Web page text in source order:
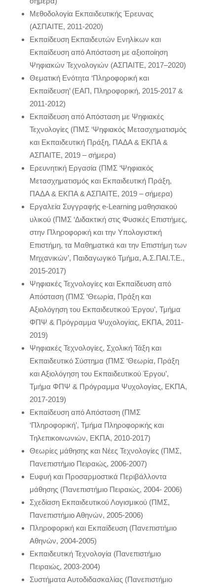
Μεθοδολογία Εκπαιδευτικής Έρευνας
(ΑΣΠΑΙΤΕ, 2011-2020)
Εκπαίδευση Εκπαιδευτών Ενηλίκων και
Εκπαίδευση από Απόσταση με αξιοποίηση
Ψηφιακών Τεχνολογιών (ΑΣΠΑΙΤΕ, 2017–2020)
Θεματική Ενότητα ‘Πληροφορική και
Εκπαίδευση’ (ΕΑΠ, Πληροφορική, 2015-2017 &
2011-2012)
Εκπαίδευση από Απόσταση με Ψηφιακές
Τεχνολογίες (ΠΜΣ ‘Ψηφιακός Μετασχηματισμός
και Εκπαιδευτική Πράξη, ΠΑΔΑ & ΕΚΠΑ &
ΑΣΠΑΙΤΕ, 2019 – σήμερα)
Ερευνητική Εργασία (ΠΜΣ ‘Ψηφιακός
Μετασχηματισμός και Εκπαιδευτική Πράξη,
ΠΑΔΑ & ΕΚΠΑ & ΑΣΠΑΙΤΕ, 2019 – σήμερα)
Εργαλεία Συγγραφής e-Learning μαθησιακού
υλικού (ΠΜΣ ‘Διδακτική στις Φυσικές Επιστήμες,
στην Πληροφορική και την Υπολογιστική
Επιστήμη, τα Μαθηματικά και την Επιστήμη των
Μηχανικών’, Παιδαγωγικό Τμήμα, Α.Σ.ΠΑΙ.Τ.Ε.,
2015-2017)
Ψηφιακές Τεχνολογίες και Εκπαίδευση από
Απόσταση (ΠΜΣ ‘Θεωρία, Πράξη και
Αξιολόγηση του Εκπαιδευτικού Έργου’, Τμήμα
ΦΠΨ & Πρόγραμμα Ψυχολογίας, ΕΚΠΑ, 2011-
2019)
Ψηφιακές Τεχνολογίες, Σχολική Τάξη και
Εκπαιδευτικό Σύστημα (ΠΜΣ ‘Θεωρία, Πράξη
και Αξιολόγηση του Εκπαιδευτικού Έργου’,
Τμήμα ΦΠΨ & Πρόγραμμα Ψυχολογίας, ΕΚΠΑ,
2017-2019)
Εκπαίδευση από Απόσταση (ΠΜΣ
‘Πληροφορική’, Τμήμα Πληροφορικής και
Τηλεπικοινωνιών, ΕΚΠΑ, 2010-2017)
Θεωρίες μάθησης και Νέες Τεχνολογίες (ΠΜΣ,
Πανεπιστήμιο Πειραιώς, 2006-2007)
Ευφυή και Προσαρμοστικά Περιβάλλοντα
μάθησης (Πανεπιστήμιο Πειραιώς, 2004- 2006)
Σχεδίαση Εκπαιδευτικού Λογισμικού (ΠΜΣ,
Πανεπιστήμιο Αθηνών, 2005-2006)
Πληροφορική και Εκπαίδευση (Πανεπιστήμιο
Αθηνών, 2004-2005)
Εκπαιδευτική Τεχνολογία (Πανεπιστήμιο
Πειραιώς, 2003-2004)
Συστήματα Αυτοδιδασκαλίας (Πανεπιστήμιο